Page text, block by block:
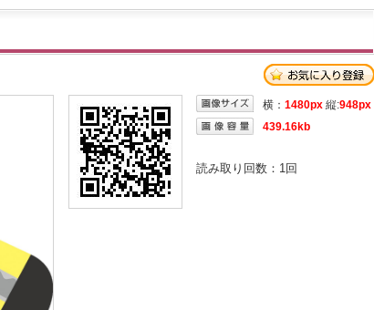
横： 1480px 縦:948px
439.16kb
読み取り回数： 1回